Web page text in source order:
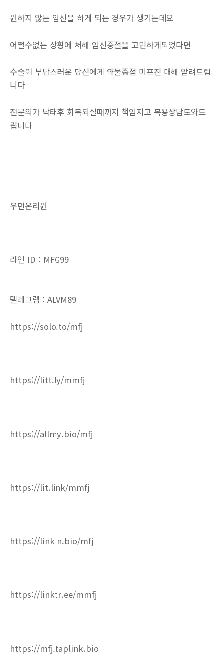
원하지 않는 임신을 하게 되는 경우가 생기는데요
어쩔수없는 상황에 처해 임신중절을 고민하게되었다면
수술이 부담스러운 당신에게 약물중절 미프진 대해 알려드립
니다
전문의가 낙태후 회복되실때까지 책임지고 복용상담도와드
립니다
우먼온리원
라인 ID : MFG99
텔레그램 : ALVM89
https://solo.to/mfj
https://litt.ly/mmfj
https://allmy.bio/mfj
https://lit.link/mmfj
https://linkin.bio/mfj
https://linktr.ee/mmfj
https://mfj.taplink.bio